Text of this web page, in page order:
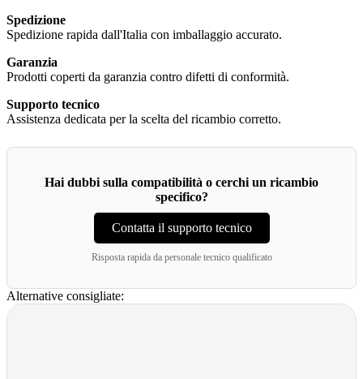
Spedizione
Spedizione rapida dall'Italia con imballaggio accurato.
Garanzia
Prodotti coperti da garanzia contro difetti di conformità.
Supporto tecnico
Assistenza dedicata per la scelta del ricambio corretto.
Hai dubbi sulla compatibilità o cerchi un ricambio
specifico?
Contatta il supporto tecnico
Risposta rapida da personale tecnico qualificato
Alternative consigliate: